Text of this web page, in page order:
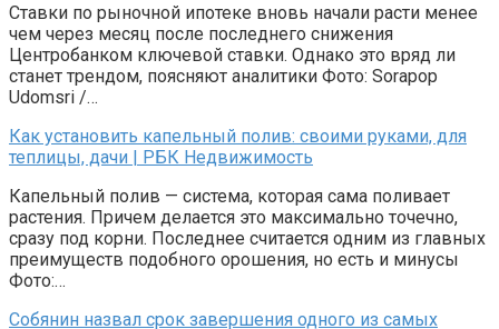
Ставки по рыночной ипотеке вновь начали расти менее
чем через месяц после последнего снижения
Центробанком ключевой ставки. Однако это вряд ли
станет трендом, поясняют аналитики Фото: Sorapop
Udomsri /…
Как установить капельный полив: своими руками, для
теплицы, дачи | РБК Недвижимость
Капельный полив — система, которая сама поливает
растения. Причем делается это максимально точечно,
сразу под корни. Последнее считается одним из главных
преимуществ подобного орошения, но есть и минусы
Фото:…
Собянин назвал срок завершения одного из самых